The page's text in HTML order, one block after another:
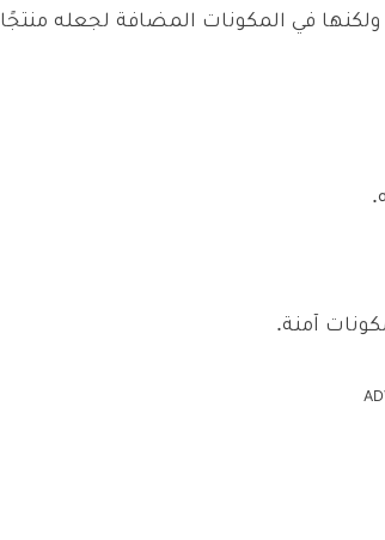
في المكونات المضافة لجعله منتجًا
آمنة.